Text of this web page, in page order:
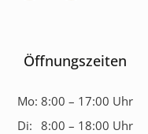
Öffnungszeiten
Mo: 8:00 – 17:00 Uhr
Di: 8:00 – 18:00 Uhr